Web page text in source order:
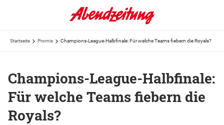
Startseite Promis Champions-League-Halbfinale: Für welche Teams fiebern die Royals?
Champions-League-Halbfinale:
Für welche Teams fiebern die
Royals?